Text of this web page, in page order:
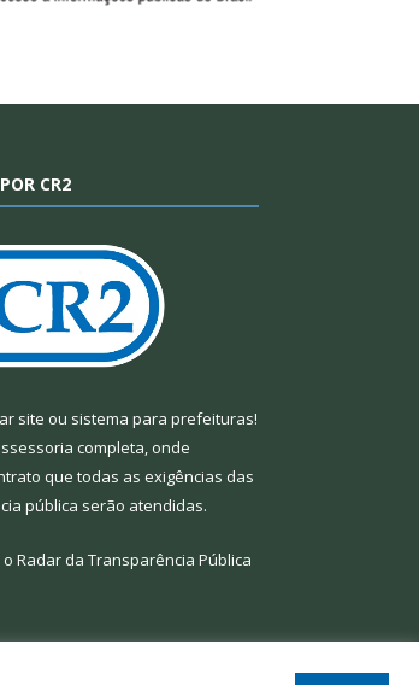
CR2
site ou sistema para prefeituras!
completa, onde
que todas as exigências das
pública serão atendidas.
o Radar da Transparência Pública